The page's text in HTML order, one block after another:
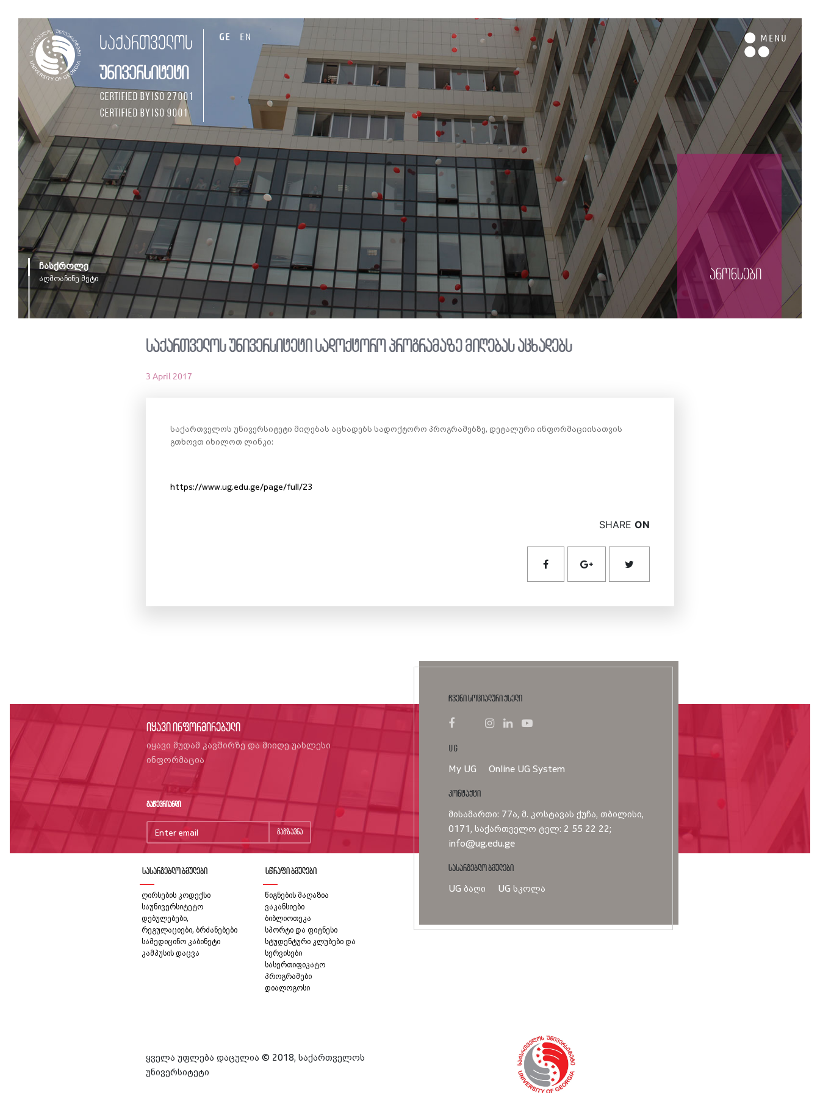
საქართველოს
უნივერსიტეტი
Certified by ISO 27001
Certified by ISO 9001
GE EN MENU
ჩასქროლე
აღმოაჩინე მეტი ანონსები
საქართველოს უნივერსიტეტი სადოქტორო პროგრამაზე მიღებას აცხადებს
3 April 2017
საქართველოს უნივერსიტეტი მიღებას აცხადებს სადოქტორო პროგრამებზე, დეტალური ინფორმაციისათვის
გთხოვთ იხილოთ ლინკი:
https://www.ug.edu.ge/page/full/23
SHARE ON
იყავი ინფორმირებული
იყავი მუდამ კავშირზე და მიიღე უახლესი
ინფორმაცია
გაწევრიანდი
გაგზავნა
ჩვენი სოციალური ქსელი
UG
My UG Online UG System
კონტაქტი
მისამართი: 77ა, მ. კოსტავას ქუჩა, თბილისი,
0171, საქართველო ტელ: 2 55 22 22;
info@ug.edu.ge
სასარგებლო ბმულები
UG ბაღი UG სკოლა
სასარგებლო ბმულები
ღირსების კოდექსი
საუნივერსიტეტო
დებულებები,
რეგულაციები, ბრძანებები
სამედიცინო კაბინეტი
კამპუსის დაცვა
სწრაფი ბმულები
წიგნების მაღაზია
ვაკანსიები
ბიბლიოთეკა
სპორტი და ფიტნესი
სტუდენტური კლუბები და
სერვისები
სასერთიფიკატო
პროგრამები
დიალოგოსი
ყველა უფლება დაცულია © 2018, საქართველოს
უნივერსიტეტი